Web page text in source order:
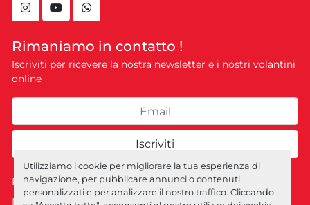
Utilizziamo i cookie per migliorare la tua esperienza di
navigazione, per pubblicare annunci o contenuti
personalizzati e per analizzare il nostro traffico. Cliccando
instagramyoutubewhatsapp
Rimaniamo in contatto !
Iscriviti per ricevere la nostra newsletter e i nostri volantini
online
Iscriviti
Personalizza le preferenze sui Cookies
Machinio Systemsito web di Machinio